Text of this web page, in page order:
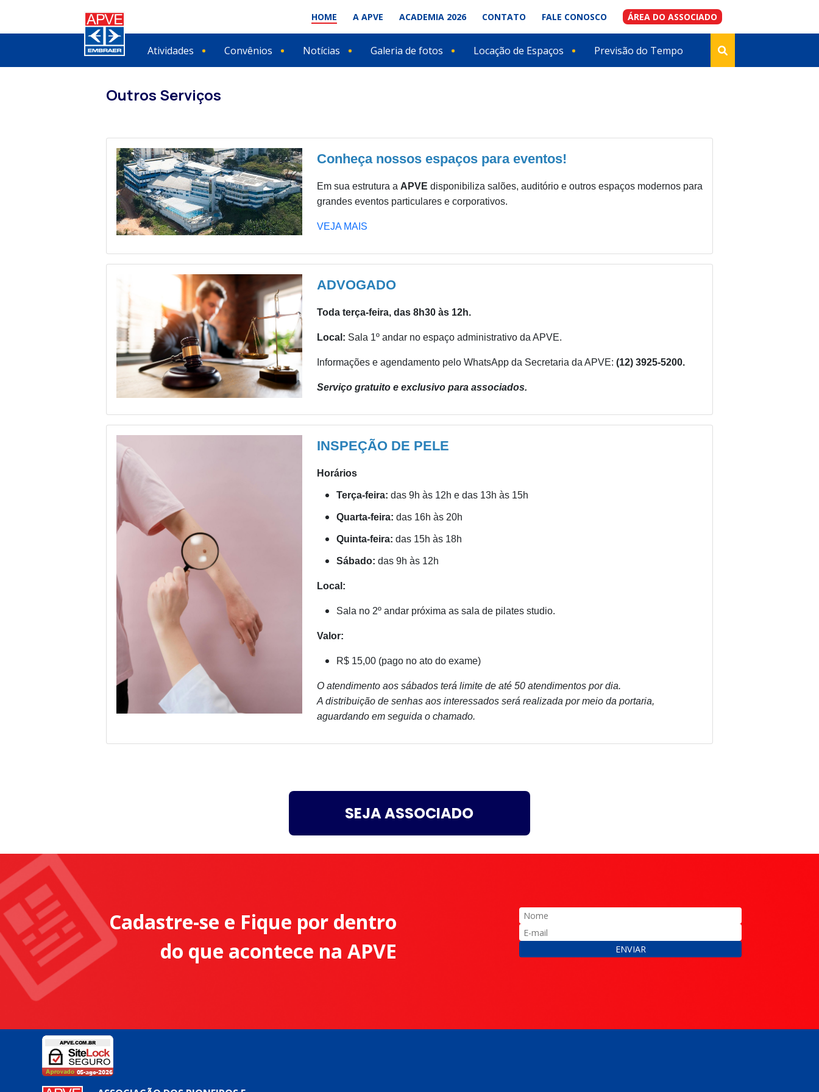
HOME A APVE ACADEMIA 2026 CONTATO FALE CONOSCO ÁREA DO ASSOCIADO
Atividades Convênios Notícias Galeria de fotos Locação de Espaços Previsão do Tempo
Outros Serviços
Conheça nossos espaços para eventos!
Em sua estrutura a APVE disponibiliza salões, auditório e outros espaços modernos para
grandes eventos particulares e corporativos.
VEJA MAIS
ADVOGADO
Toda terça-feira, das 8h30 às 12h.
Local: Sala 1º andar no espaço administrativo da APVE.
Informações e agendamento pelo WhatsApp da Secretaria da APVE: (12) 3925-5200.
Serviço gratuito e exclusivo para associados.
INSPEÇÃO DE PELE
Horários
Terça-feira: das 9h às 12h e das 13h às 15h
Quarta-feira: das 16h às 20h
Quinta-feira: das 15h às 18h
Sábado: das 9h às 12h
Local:
Sala no 2º andar próxima as sala de pilates studio.
Valor:
R$ 15,00 (pago no ato do exame)
O atendimento aos sábados terá limite de até 50 atendimentos por dia.
A distribuição de senhas aos interessados será realizada por meio da portaria,
aguardando em seguida o chamado.
SEJA ASSOCIADO
Cadastre-se e Fique por dentro
do que acontece na APVE
ENVIAR